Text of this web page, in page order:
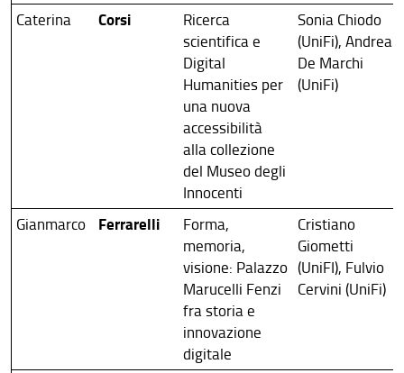
Caterina Corsi
Ricerca
scientifica e
Digital
Humanities per
una nuova
accessibilità
alla collezione
del Museo degli
Innocenti
Sonia Chiodo
(UniFi), Andrea
De Marchi
(UniFi)
Gianmarco Ferrarelli
Forma,
memoria,
visione: Palazzo
Marucelli Fenzi
fra storia e
innovazione
digitale
Cristiano
Giometti
(UniFI), Fulvio
Cervini (UniFi)